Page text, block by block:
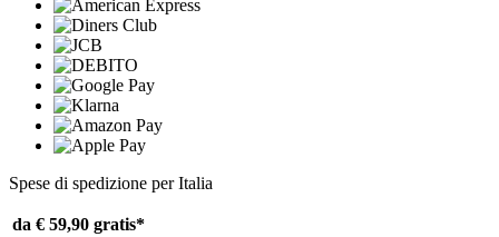
Spese di spedizione per Italia
da € 59,90 gratis*